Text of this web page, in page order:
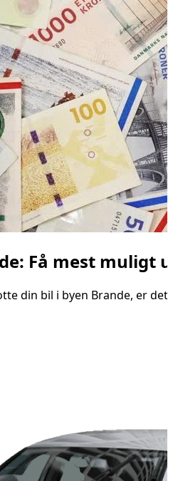
Få mest muligt
din bil i byen Brande, er